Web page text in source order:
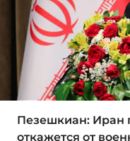
Пезешкиан: Иран
откажется от